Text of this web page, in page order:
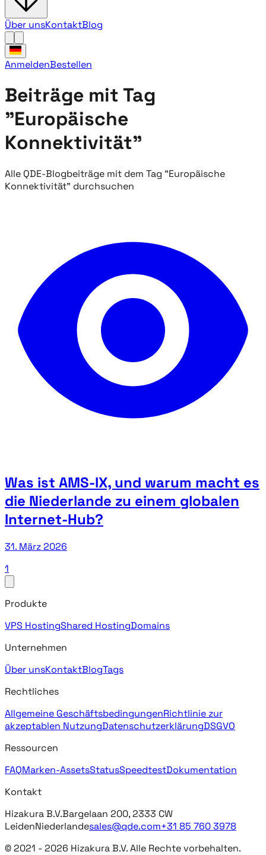
Über unsKontaktBlog
AnmeldenBestellen
Beiträge mit Tag
"Europäische
Konnektivität"
Alle QDE-Blogbeiträge mit dem Tag "Europäische
Konnektivität" durchsuchen
Was ist AMS-IX, und warum macht es
die Niederlande zu einem globalen
Internet-Hub?
31. März 2026
1
Produkte
VPS HostingShared HostingDomains
Unternehmen
Über unsKontaktBlogTags
Rechtliches
Allgemeine GeschäftsbedingungenRichtlinie zur
akzeptablen NutzungDatenschutzerklärungDSGVO
Ressourcen
FAQMarken-AssetsStatusSpeedtestDokumentation
Kontakt
Hizakura B.V.Bargelaan 200, 2333 CW
LeidenNiederlandesales@qde.com+31 85 760 3978
© 2021 - 2026 Hizakura B.V. Alle Rechte vorbehalten.